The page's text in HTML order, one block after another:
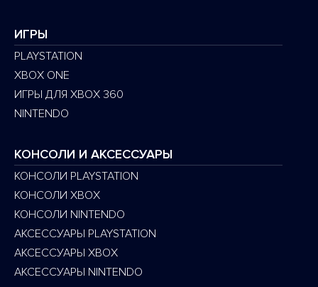
ИГРЫ
PLAYSTATION
XBOX ONE
ИГРЫ ДЛЯ XBOX 360
NINTENDO
КОНСОЛИ И АКСЕССУАРЫ
КОНСОЛИ PLAYSTATION
КОНСОЛИ XBOX
КОНСОЛИ NINTENDO
АКСЕССУАРЫ PLAYSTATION
АКСЕССУАРЫ XBOX
АКСЕССУАРЫ NINTENDO